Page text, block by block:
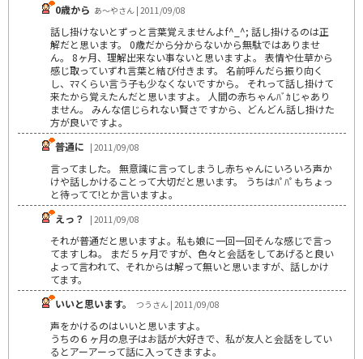
0歳から あ～やさん | 2011/09/08
話し掛けないとずっと言葉覚えませんよf^_^; 話し掛けるのは正
解だと思います。 0歳だから分からないから無駄ではありませ
ん。 8ヶ月、理解出来ない事ないと思いますよ。 表情や仕草から
感じ取っていずれ言葉と結び付きます。 名前呼んだら振り向く
し、ﾏﾏくらい言う子も少なくないですから。 それって話し掛けて
来たから覚えたんだと思いますよ。 人間の赤ちゃんﾊﾞｶじゃあり
ません。 みんな信じられない賢さですから、どんどん話し掛けた
方が良いですよ。
普通に | 2011/09/08
言ってました。 無意識に言ってしまうし赤ちゃんにいろいろ声か
けや話しかけることって大切だと思います。 うちはﾊﾟﾊﾟもちょっ
と待ってて!とか言いますよ。
えっ？
| 2011/09/08
それが普通だと思いますよ。私も娘に一回一回そんな感じで言っ
てますしね。 まだ５ヶ月ですが、色々と会話をしてあげると良い
よって言われて、それからは解って無いと思いますが、話しかけ
てます。
いいと思います。
つうさん | 2011/09/08
声をかけるのはいいと思いますよ。
うちの６ヶ月の息子はお話が大好きで、私が友人と会話をしてい
るとアーアーって話に入ってきますよ。